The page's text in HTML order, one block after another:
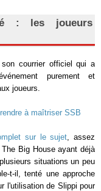
: les joueurs
courrier officiel qui a
purement et
joueurs.
à maîtriser SSB
sur le sujet, assez
Big House ayant déjà
situations un peu
t-il, tenté une approche
l'utilisation de Slippi pour